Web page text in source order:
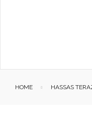
HOME HASSAS